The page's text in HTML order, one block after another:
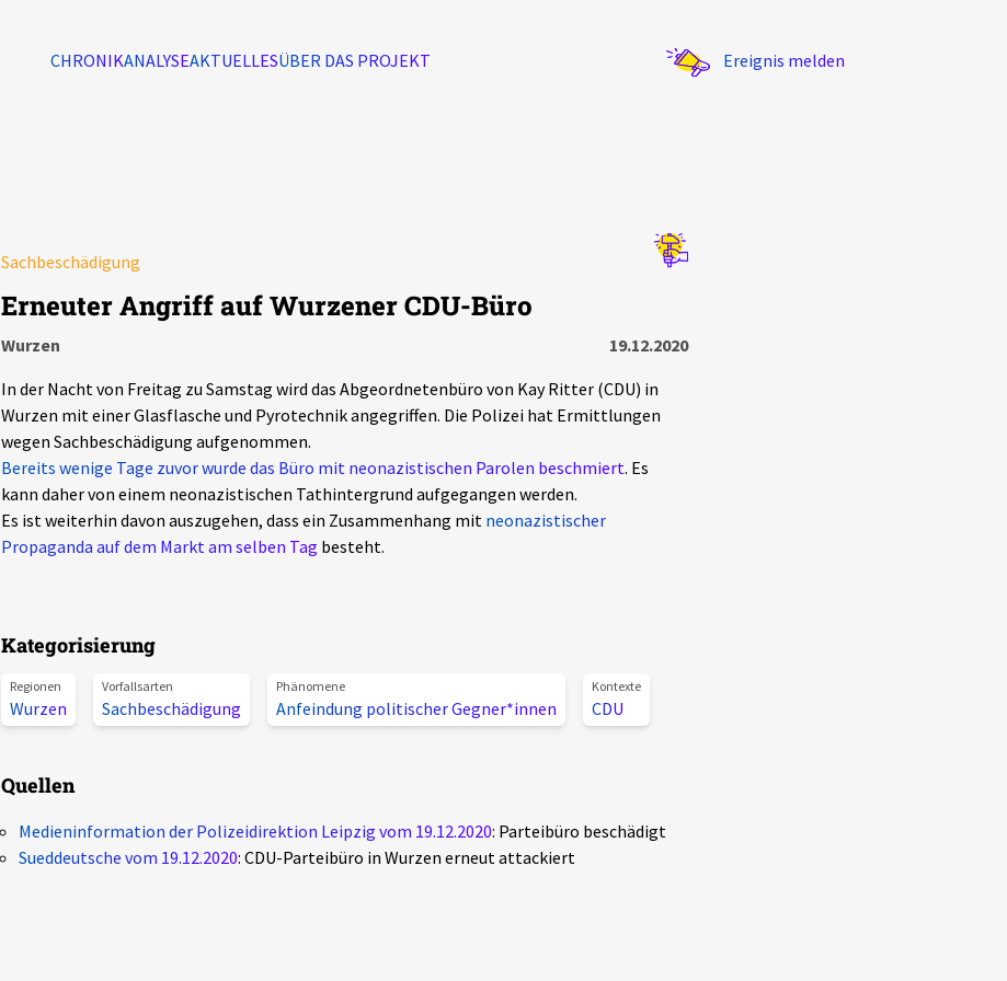
CHRONIKANALYSEAKTUELLESÜBER DAS PROJEKT Ereignis melden
Sachbeschädigung
Erneuter Angriff auf Wurzener CDU-Büro
Wurzen
19.12.2020
In der Nacht von Freitag zu Samstag wird das Abgeordnetenbüro von Kay Ritter (CDU) in
Wurzen mit einer Glasflasche und Pyrotechnik angegriffen. Die Polizei hat Ermittlungen
wegen Sachbeschädigung aufgenommen.
Bereits wenige Tage zuvor wurde das Büro mit neonazistischen Parolen beschmiert. Es
kann daher von einem neonazistischen Tathintergrund aufgegangen werden.
Es ist weiterhin davon auszugehen, dass ein Zusammenhang mit neonazistischer
Propaganda auf dem Markt am selben Tag besteht.
Kategorisierung
Regionen
Wurzen
Vorfallsarten
Sachbeschädigung
Phänomene
Anfeindung politischer Gegner*innen
Kontexte
CDU
Quellen
Medieninformation der Polizeidirektion Leipzig vom 19.12.2020: Parteibüro beschädigt
Sueddeutsche vom 19.12.2020: CDU-Parteibüro in Wurzen erneut attackiert